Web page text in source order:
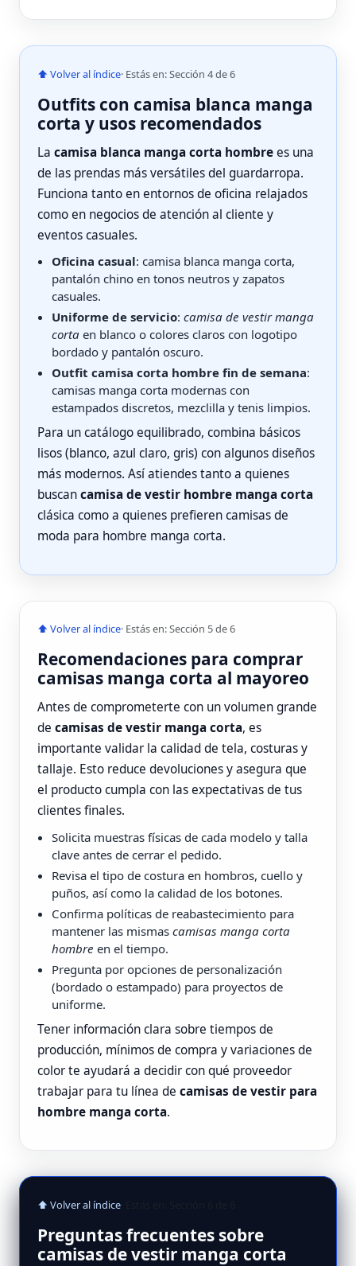
⬆ Volver al índice· Estás en: Sección 4 de 6
Outfits con camisa blanca manga
corta y usos recomendados
Lacamisa blanca manga corta hombrees una
de las prendas más versátiles del guardarropa.
Funciona tanto en entornos de oficina relajados
como en negocios de atención al cliente y
eventos casuales.
Oficina casual: camisa blanca manga corta,
pantalón chino en tonos neutros y zapatos
casuales.
Uniforme de servicio: camisa de vestir manga
cortaen blanco o colores claros con logotipo
bordado y pantalón oscuro.
Outfit camisa corta hombre fin de semana:
camisas manga corta modernas con
estampados discretos, mezclilla y tenis limpios.
Para un catálogo equilibrado, combina básicos
lisos (blanco, azul claro, gris) con algunos diseños
más modernos. Así atiendes tanto a quienes
buscancamisa de vestir hombre manga corta
clásica como a quienes prefieren camisas de
moda para hombre manga corta.
⬆ Volver al índice· Estás en: Sección 5 de 6
Recomendaciones para comprar
camisas manga corta al mayoreo
Antes de comprometerte con un volumen grande
decamisas de vestir manga corta, es
importante validar la calidad de tela, costuras y
tallaje. Esto reduce devoluciones y asegura que
el producto cumpla con las expectativas de tus
clientes finales.
Solicita muestras físicas de cada modelo y talla
clave antes de cerrar el pedido.
Revisa el tipo de costura en hombros, cuello y
puños, así como la calidad de los botones.
Confirma políticas de reabastecimiento para
mantener las mismas camisas manga corta
hombre en el tiempo.
Pregunta por opciones de personalización
(bordado o estampado) para proyectos de
uniforme.
Tener información clara sobre tiempos de
producción, mínimos de compra y variaciones de
color te ayudará a decidir con qué proveedor
trabajar para tu línea decamisas de vestir para
hombre manga corta.
⬆ Volver al índice
Preguntas frecuentes sobre
camisas de vestir manga corta